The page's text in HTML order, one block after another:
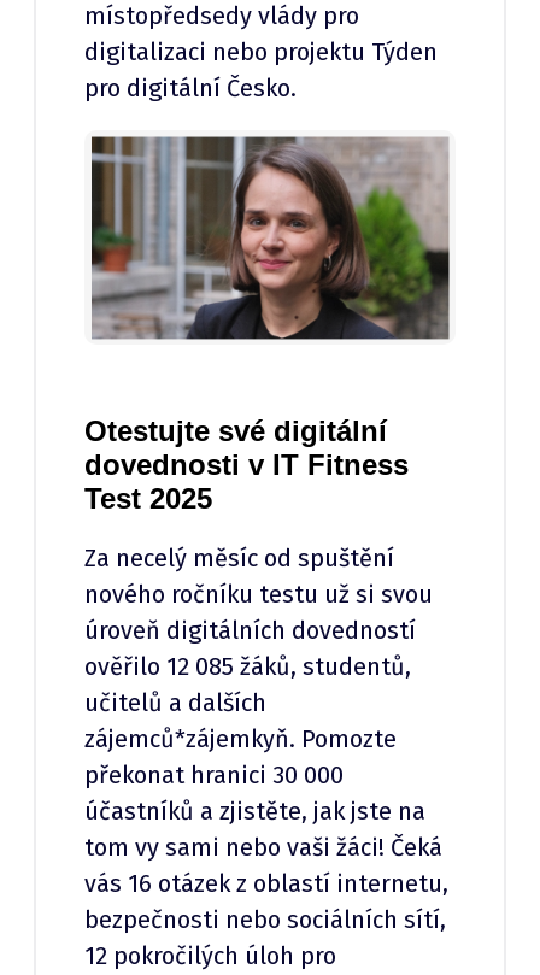
místopředsedy vlády pro
digitalizaci nebo projektu Týden
pro digitální Česko.
Otestujte své digitální
dovednosti v IT Fitness
Test 2025
Za necelý měsíc od spuštění
nového ročníku testu už si svou
úroveň digitálních dovedností
ověřilo 12 085 žáků, studentů,
učitelů a dalších
zájemců*zájemkyň. Pomozte
překonat hranici 30 000
účastníků a zjistěte, jak jste na
tom vy sami nebo vaši žáci! Čeká
vás 16 otázek z oblastí internetu,
bezpečnosti nebo sociálních sítí,
12 pokročilých úloh pro